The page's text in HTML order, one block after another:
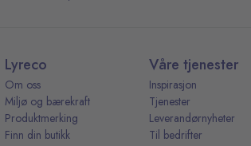
Lyreco
Om oss
Miljø og bærekraft
Produktmerking
Finn din butikk
Våre tjenester
Inspirasjon
Tjenester
Leverandørnyheter
Til bedrifter